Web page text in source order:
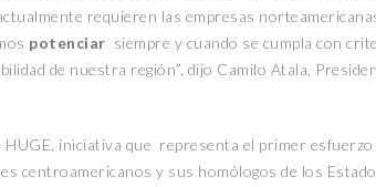
requieren las empresas
potenciar siempre y cuando se cumpla con
de nuestra región”, dijo Camilo Atala,
iniciativa que representa el primer
centroamericanos y sus homólogos de los